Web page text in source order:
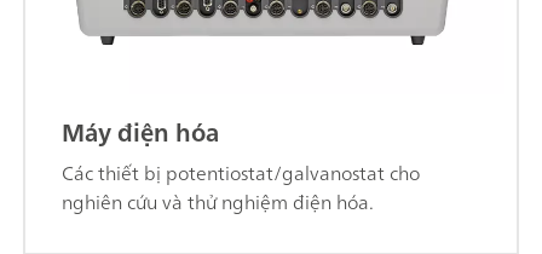
Máy điện hóa
Các thiết bị potentiostat/galvanostat cho
nghiên cứu và thử nghiệm điện hóa.